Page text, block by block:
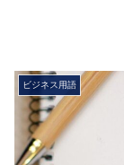
ビジネス用語